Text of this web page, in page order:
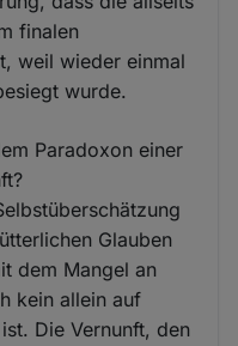
finalen
weil wieder einmal
wurde.
Paradoxon einer
Glauben
dem Mangel an
kein allein auf
Die Vernunft, den